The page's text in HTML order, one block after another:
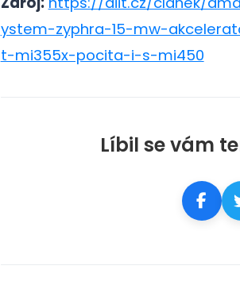
ystem-zyphra-15-mw-
t-mi355x-pocita-i-s-mi450
Líbil se vám